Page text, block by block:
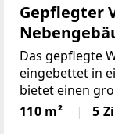
Gepflegter
idyllischen
Das gepflegte
eingebettet in
bietet einen
gestalteten
110 m² 5